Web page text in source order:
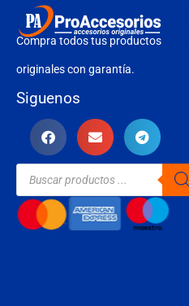
Compra todos tus productos
originales con garantía.
Siguenos
Búsqueda
productos